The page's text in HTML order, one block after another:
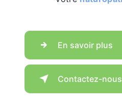
En savoir plus
Contactez-nous